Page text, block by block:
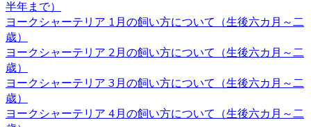
出たり、妊娠の危険性があることがあります。 いずれの場
合も性格は飼い主の育て方次第なので、もしフィーリング
が合って気に入った子がいた場合には性別はそれほど重要
ではないでしょう。
2020.10.30
ヨークシャーテリアは体が小さいため、室内で遊び回るだ
半年まで）
ヨークシャーテリア 1月の飼い方について（生後六カ月～二
歳）
ヨークシャーテリア 2月の飼い方について（生後六カ月～二
歳）
ヨークシャーテリア 3月の飼い方について（生後六カ月～二
歳）
ヨークシャーテリア 4月の飼い方について（生後六カ月～二